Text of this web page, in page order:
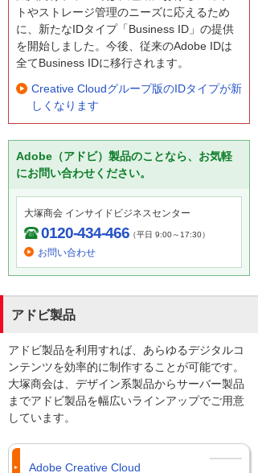
トやストレージ管理のニーズに応えるため
に、新たなIDタイプ「Business ID」の提供
を開始しました。今後、従来のAdobe IDは
全てBusiness IDに移行されます。
Creative Cloudグループ版のIDタイプが新
しくなります
Adobe（アドビ）製品のことなら、お気軽
にお問い合わせください。
大塚商会 インサイドビジネスセンター
0120-434-466（平日 9:00～17:30）
お問い合わせ
アドビ製品
アドビ製品を利用すれば、あらゆるデジタルコ
ンテンツを効率的に制作することが可能です。
大塚商会は、デザイン系製品からサーバー製品
までアドビ製品を幅広いラインアップでご用意
しています。
Adobe Creative Cloud